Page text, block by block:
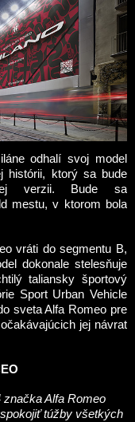
odhalí svoj model
histórii, ktorý sa bude
verzii. Bude sa
mestu, v ktorom bola
vráti do segmentu B,
dokonale stelesňuje
taliansky športový
Sport Urban Vehicle
sveta Alfa Romeo pre
jej návrat
Alfa Romeo
túžby všetkých